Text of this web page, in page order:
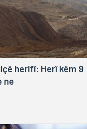
herifî: Herî kêm 9
ne